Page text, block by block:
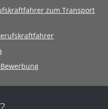
zum Transport